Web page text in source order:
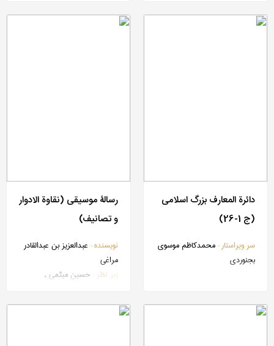
دائرة المعارف بزرگ اسلامی
(ج 1-26)
سر ویراستار : محمدکاظم موسوی
بجنوردی
رسالۀ موسیقی (نقاوة الادوار
و تصانیف)
نویسنده : عبدالعزیز بن عبدالقادر
مراغی
زیر نظر : حسین میثمی ,